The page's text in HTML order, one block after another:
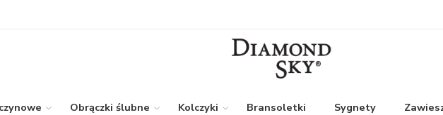
Obrączki ślubne Kolczyki Bransoletki Sygnety